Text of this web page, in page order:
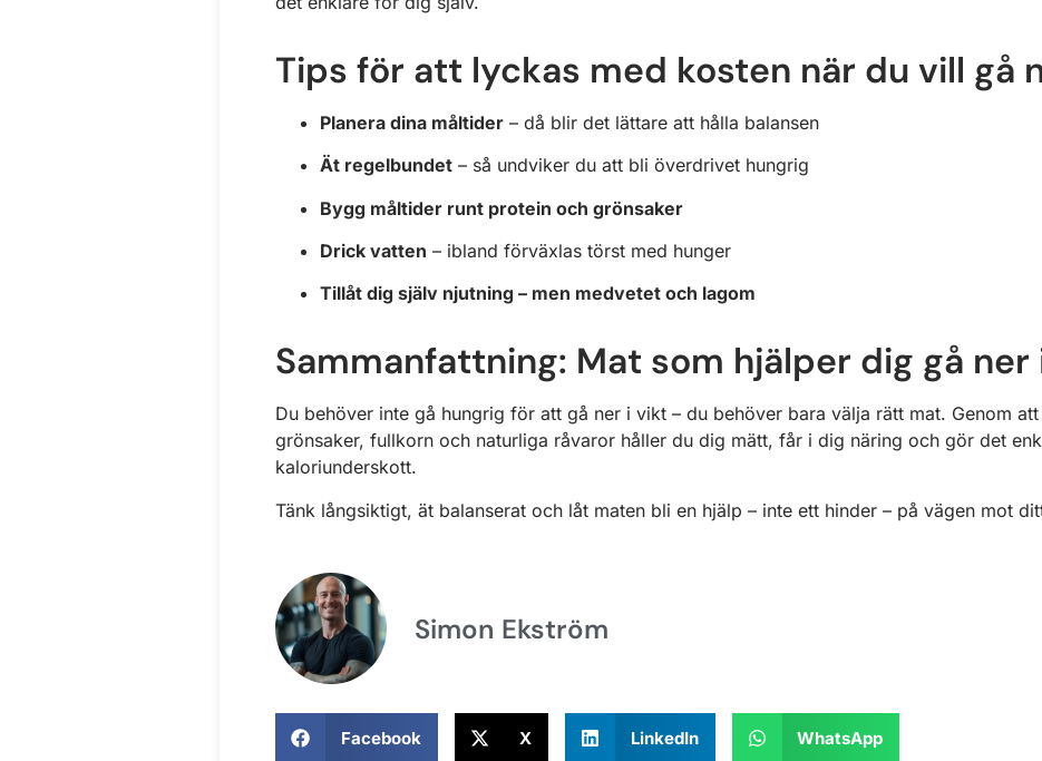
Tips för att lyckas med kosten när du vill gå
Planera dina måltider – då blir det lättare att hålla balansen
Ät regelbundet – så undviker du att bli överdrivet hungrig
Bygg måltider runt protein och grönsaker
Drick vatten – ibland förväxlas törst med hunger
Tillåt dig själv njutning – men medvetet och lagom
Sammanfattning: Mat som hjälper dig gå ner
Du behöver inte gå hungrig för att gå ner i vikt – du behöver bara välja rätt mat. Genom
grönsaker, fullkorn och naturliga råvaror håller du dig mätt, får i dig näring och gör det
kaloriunderskott.
Tänk långsiktigt, ät balanserat och låt maten bli en hjälp – inte ett hinder – på vägen mot
Simon Ekström
Facebook X LinkedIn WhatsApp